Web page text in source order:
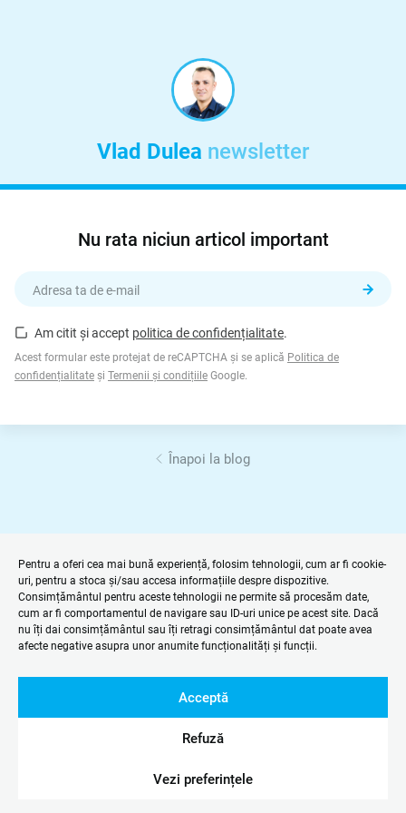
Pentru a oferi cea mai bună experiență, folosim tehnologii, cum ar fi cookie-
uri, pentru a stoca și/sau accesa informațiile despre dispozitive.
Consimțământul pentru aceste tehnologii ne permite să procesăm date,
cum ar fi comportamentul de navigare sau ID-uri unice pe acest site. Dacă
nu îți dai consimțământul sau îți retragi consimțământul dat poate avea
afecte negative asupra unor anumite funcționalități și funcții.
Acceptă
Refuză
Vezi preferințele
Vlad Dulea newsletter
Nu rata niciun articol important
Am citit și accept politica de confidențialitate.
Acest formular este protejat de reCAPTCHA și se aplică Politica de
confidențialitate și Termenii și condițiile Google.
Înapoi la blog